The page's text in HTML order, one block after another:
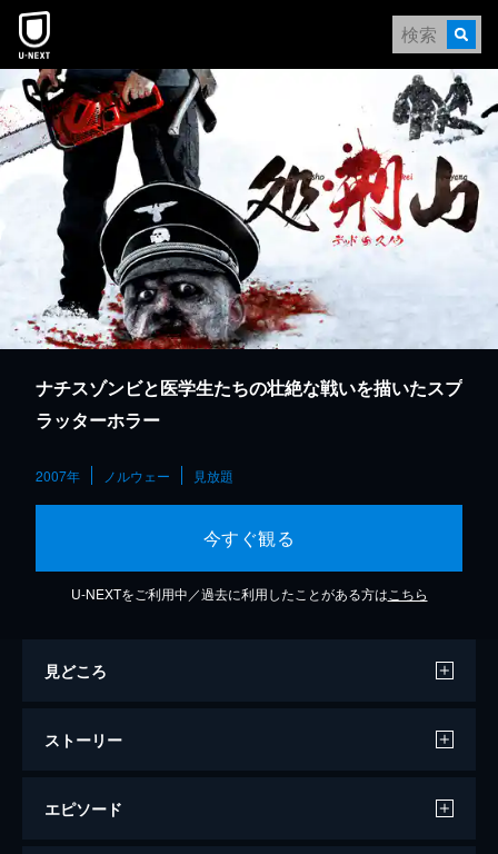
本文へスキップ
ナチスゾンビと医学生たちの壮絶な戦いを描いたスプ
ラッターホラー
2007年 ノルウェー 見放題
今すぐ観る
U-NEXTをご利用中／過去に利用したことがある方は こちら
見どころ
ストーリー
エピソード